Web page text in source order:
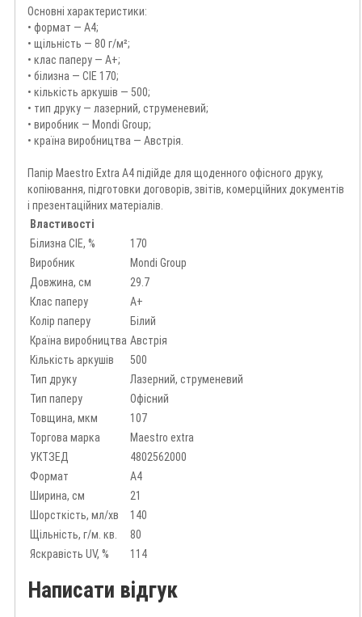
Основні характеристики:
• формат — A4;
• щільність — 80 г/м²;
• клас паперу — A+;
• білизна — CIE 170;
• кількість аркушів — 500;
• тип друку — лазерний, струменевий;
• виробник — Mondi Group;
• країна виробництва — Австрія.
Папір Maestro Extra A4 підійде для щоденного офісного друку,
копіювання, підготовки договорів, звітів, комерційних документів
і презентаційних матеріалів.
Властивості
Білизна CIE, %
170
Виробник
Mondi Group
Довжина, см
29.7
Клас паперу
A+
Колір паперу
Білий
Країна виробництва Австрія
Кількість аркушів
500
Тип друку
Лазерний, струменевий
Тип паперу
Офісний
Товщина, мкм
107
Торгова марка
Maestro extra
УКТЗЕД
4802562000
Формат
А4
Ширина, см
21
Шорсткість, мл/хв
140
Щільність, г/м. кв.
80
Яскравість UV, %
114
Написати відгук